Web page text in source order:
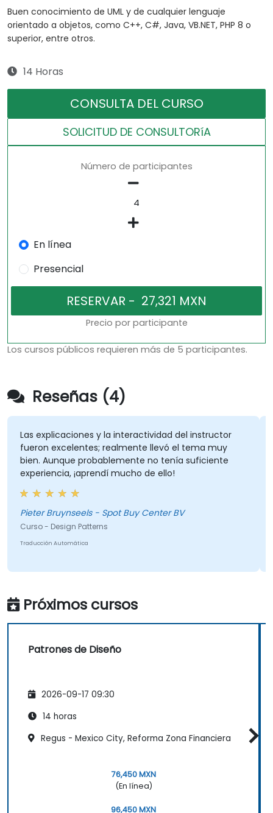
Buen conocimiento de UML y de cualquier lenguaje
orientado a objetos, como C++, C#, Java, VB.NET, PHP 8 o
superior, entre otros.
14 Horas
CONSULTA DEL CURSO
SOLICITUD DE CONSULTORíA
Número de participantes
En línea
Presencial
Precio por participante
Los cursos públicos requieren más de 5 participantes.
Reseñas (4)
Las explicaciones y la interactividad del instructor
fueron excelentes; realmente llevó el tema muy
bien. Aunque probablemente no tenía suficiente
experiencia, ¡aprendí mucho de ello!
Pieter Bruynseels - Spot Buy Center BV
Curso - Design Patterns
Traducción Automática
Próximos cursos
Patrones de Diseño
2026-09-17 09:30
14 horas
Regus - Mexico City, Reforma Zona Financiera
76,450 MXN
(En línea)
96,450 MXN